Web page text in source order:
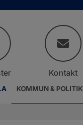
KOMMUN & POLITIK
Kontakt